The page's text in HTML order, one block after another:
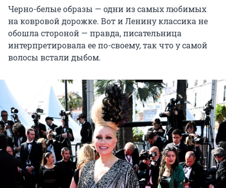
Черно-белые образы — одни из самых любимых
на ковровой дорожке. Вот и Ленину классика не
обошла стороной — правда, писательница
интерпретировала ее по-своему, так что у самой
волосы встали дыбом.